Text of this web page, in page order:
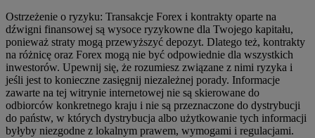
Ostrzeżenie o ryzyku: Transakcje Forex i kontrakty oparte na
dźwigni finansowej są wysoce ryzykowne dla Twojego kapitału,
ponieważ straty mogą przewyższyć depozyt. Dlatego też, kontrakty
na różnicę oraz Forex mogą nie być odpowiednie dla wszystkich
inwestorów. Upewnij się, że rozumiesz związane z nimi ryzyka i
jeśli jest to konieczne zasięgnij niezależnej porady. Informacje
zawarte na tej witrynie internetowej nie są skierowane do
odbiorców konkretnego kraju i nie są przeznaczone do dystrybucji
do państw, w których dystrybucja albo użytkowanie tych informacji
byłyby niezgodne z lokalnym prawem, wymogami i regulacjami.